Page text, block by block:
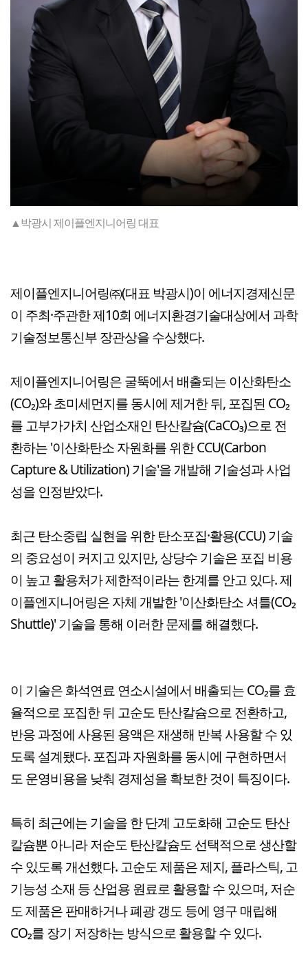
▲박광시 제이플엔지니어링 대표
제이플엔지니어링㈜(대표 박광시)이 에너지경제신문
이 주최·주관한 제10회 에너지환경기술대상에서 과학
기술정보통신부 장관상을 수상했다.
제이플엔지니어링은 굴뚝에서 배출되는 이산화탄소
(CO₂)와 초미세먼지를 동시에 제거한 뒤, 포집된 CO₂
를 고부가가치 산업소재인 탄산칼슘(CaCO₃)으로 전
환하는 '이산화탄소 자원화를 위한 CCU(Carbon
Capture & Utilization) 기술'을 개발해 기술성과 사업
성을 인정받았다.
최근 탄소중립 실현을 위한 탄소포집·활용(CCU) 기술
의 중요성이 커지고 있지만, 상당수 기술은 포집 비용
이 높고 활용처가 제한적이라는 한계를 안고 있다. 제
이플엔지니어링은 자체 개발한 '이산화탄소 셔틀(CO₂
Shuttle)' 기술을 통해 이러한 문제를 해결했다.
이 기술은 화석연료 연소시설에서 배출되는 CO₂를 효
율적으로 포집한 뒤 고순도 탄산칼슘으로 전환하고,
반응 과정에 사용된 용액은 재생해 반복 사용할 수 있
도록 설계됐다. 포집과 자원화를 동시에 구현하면서
도 운영비용을 낮춰 경제성을 확보한 것이 특징이다.
특히 최근에는 기술을 한 단계 고도화해 고순도 탄산
칼슘뿐 아니라 저순도 탄산칼슘도 선택적으로 생산할
수 있도록 개선했다. 고순도 제품은 제지, 플라스틱, 고
기능성 소재 등 산업용 원료로 활용할 수 있으며, 저순
도 제품은 판매하거나 폐광 갱도 등에 영구 매립해
CO₂를 장기 저장하는 방식으로 활용할 수 있다.